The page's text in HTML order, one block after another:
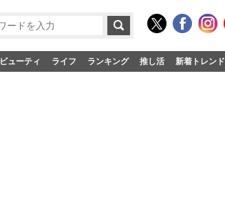
ビューティ ライフ ランキング 推し活 新着トレンド